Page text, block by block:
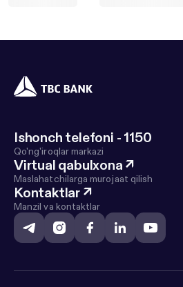
Ishonch telefoni - 1150
Qo'ng'iroqlar markazi
Virtual qabulxona ↗
Maslahatchilarga murojaat qilish
Kontaktlar ↗
Manzil va kontaktlar